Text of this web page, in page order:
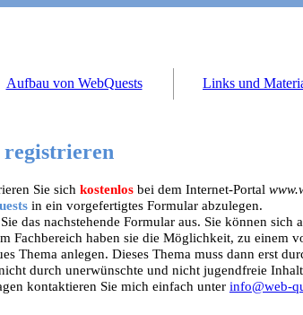
Aufbau von WebQuests Links und
registrieren
Sie sich kostenlosbei dem Internet-Portal
in ein vorgefertigtes Formular abzulegen.
das nachstehende Formular aus. Sie können
Fachbereich haben sie die Möglichkeit, zu einem
Thema anlegen. Dieses Thema muss dann erst
durch unerwünschte und nicht jugendfreie
kontaktieren Sie mich einfach unter info@web-